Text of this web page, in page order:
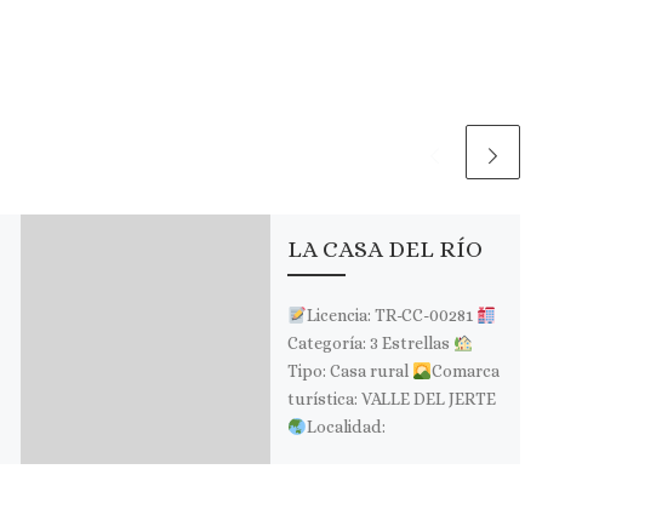
LA CASA DEL RÍO
Licencia: TR-CC-00281
Categoría: 3 Estrellas
Tipo: Casa rural
Comarca
turística: VALLE DEL JERTE
Localidad: